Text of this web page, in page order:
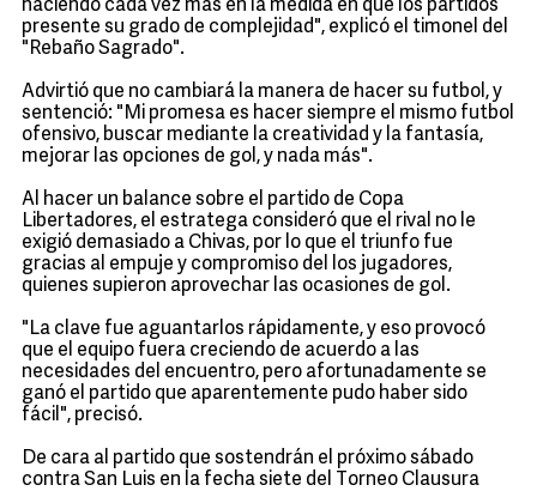
haciendo cada vez más en la medida en que los partidos
presente su grado de complejidad", explicó el timonel del
"Rebaño Sagrado".
Advirtió que no cambiará la manera de hacer su futbol, y
sentenció: "Mi promesa es hacer siempre el mismo futbol
ofensivo, buscar mediante la creatividad y la fantasía,
mejorar las opciones de gol, y nada más".
Al hacer un balance sobre el partido de Copa
Libertadores, el estratega consideró que el rival no le
exigió demasiado a Chivas, por lo que el triunfo fue
gracias al empuje y compromiso del los jugadores,
quienes supieron aprovechar las ocasiones de gol.
"La clave fue aguantarlos rápidamente, y eso provocó
que el equipo fuera creciendo de acuerdo a las
necesidades del encuentro, pero afortunadamente se
ganó el partido que aparentemente pudo haber sido
fácil", precisó.
De cara al partido que sostendrán el próximo sábado
contra San Luis en la fecha siete del Torneo Clausura